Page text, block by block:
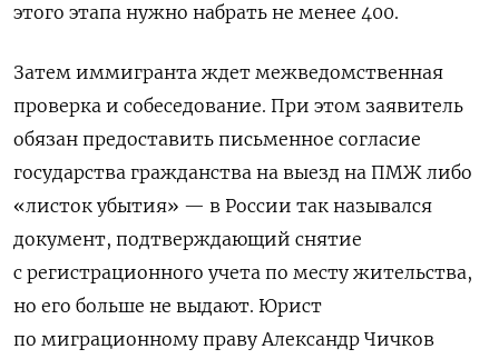
этого этапа нужно набрать не менее 400.
Затем иммигранта ждет межведомственная
проверка и собеседование. При этом заявитель
обязан предоставить письменное согласие
государства гражданства на выезд на ПМЖ либо
«листок убытия» — в России так назывался
документ, подтверждающий снятие
с регистрационного учета по месту жительства,
но его больше не выдают. Юрист
по миграционному праву Александр Чичков